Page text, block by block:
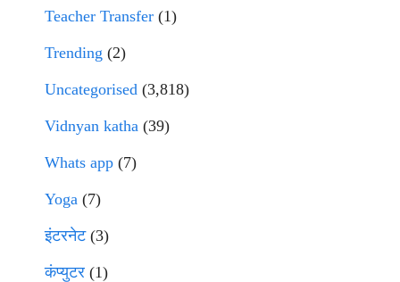
Teacher Transfer (1)
Trending (2)
Uncategorised (3,818)
Vidnyan katha (39)
Whats app (7)
Yoga (7)
इंटरनेट(3)
कंप्युटर (1)